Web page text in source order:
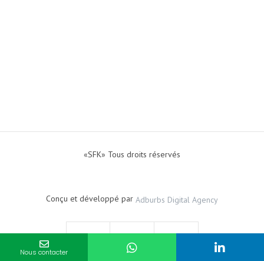
«SFK» Tous droits réservés
Conçu et développé par Adburbs Digital Agency
Nous contacter